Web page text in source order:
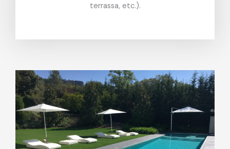
terrassa, etc.).